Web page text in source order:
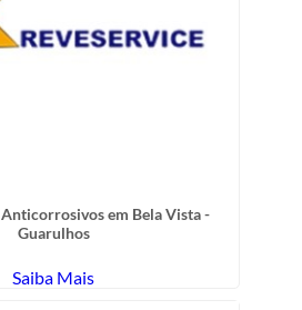
em Bela Vista -
Guarulhos
Saiba Mais